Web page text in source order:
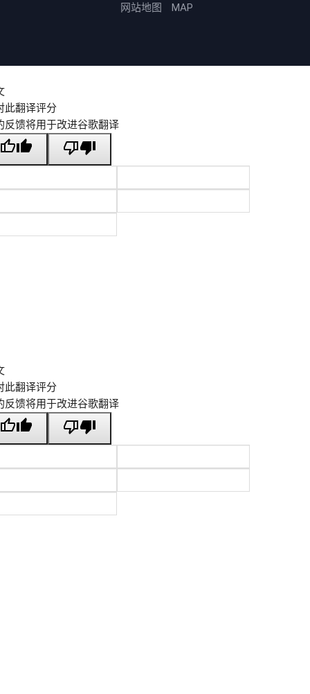
网站地图
MAP
此翻译评分
反馈将用于改进谷歌翻译
此翻译评分
反馈将用于改进谷歌翻译